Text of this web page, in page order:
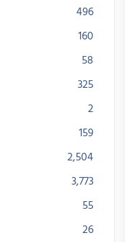
496
160
58
325
2
159
2,504
3,773
55
26